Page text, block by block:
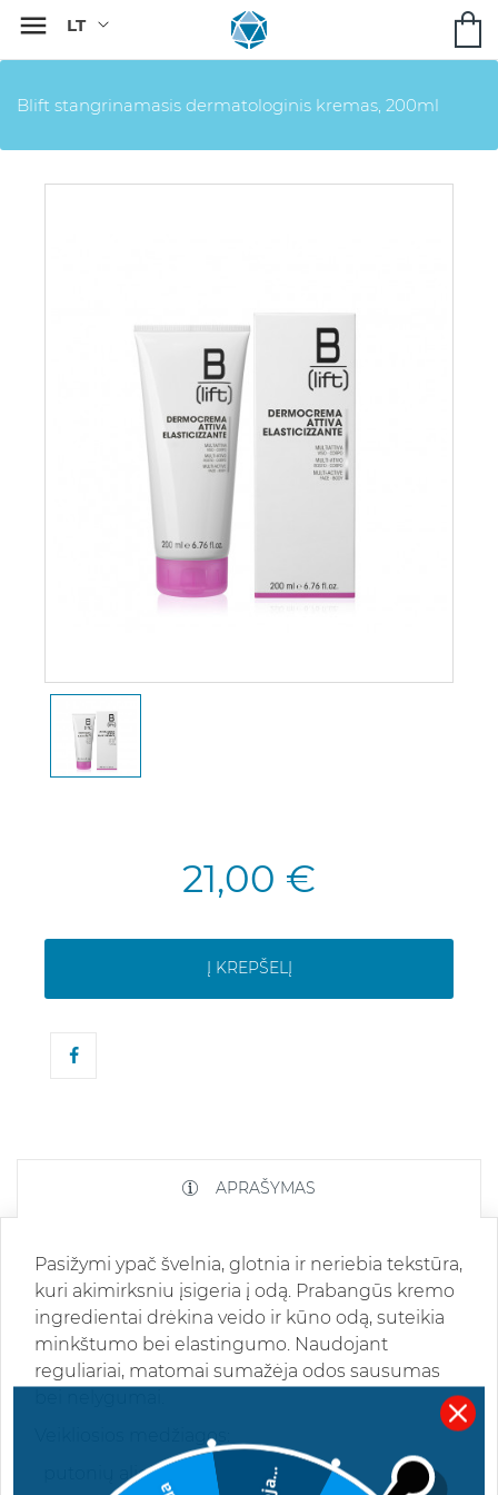

Blift stangrinamasis dermatologinis kremas, 200ml
21,00 €
Į KREPŠELĮ
APRAŠYMAS
Pasižymi ypač švelnia, glotnia ir neriebia tekstūra,
kuri akimirksniu įsigeria į odą. Prabangūs kremo
ingredientai drėkina veido ir kūno odą, suteikia
minkštumo bei elastingumo. Naudojant
reguliariai, matomai sumažėja odos sausumas
Veikliosios medžiagos:
putonių aliejus,